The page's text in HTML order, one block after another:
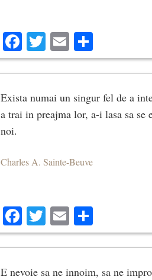
Facebook
Twitter
Email
Exista numai un singur fel de a
a trai in preajma lor, a-i lasa sa se
noi.
Charles A. Sainte-Beuve
Facebook
Twitter
Email
E nevoie sa ne innoim, sa ne